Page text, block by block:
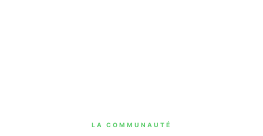
LA COMMUNAUTÉ